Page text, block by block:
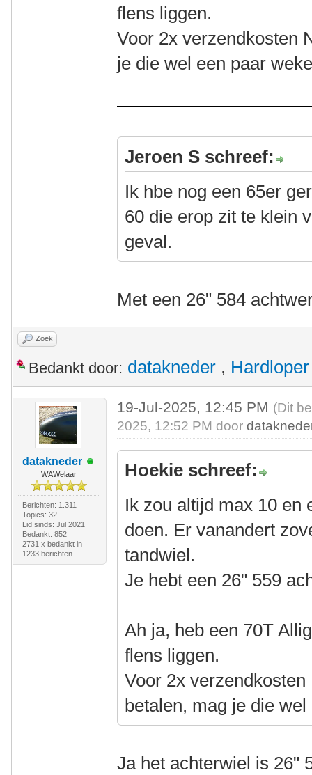
flens liggen.
Voor 2x verzendkosten
je die wel een paar
Jeroen S schreef:
Ik hbe nog een 65er
60 die erop zit te klein
geval.
Met een 26" 584
Zoek
Bedankt door: datakneder , Hardloper
datakneder
WAWelaar
Berichten: 1.311
Topics: 32
Lid sinds: Jul 2021
Bedankt: 852
2731 x bedankt in
1233 berichten
19-Jul-2025, 12:45 PM (Dit
2025, 12:52 PM door
Hoekie schreef:
Ik zou altijd max 10 en
doen. Er vanandert
tandwiel.
Je hebt een 26" 559
Ah ja, heb een 70T
flens liggen.
Voor 2x
betalen, mag je die
Ja het achterwiel is 26"